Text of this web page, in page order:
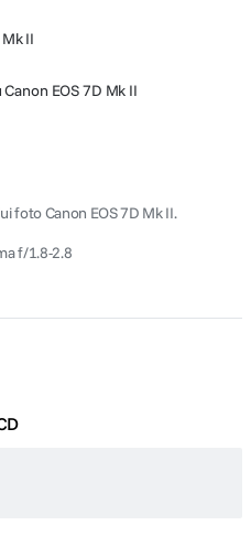
II
EOS 7D Mk II
foto Canon EOS 7D Mk II.
f/1.8-2.8